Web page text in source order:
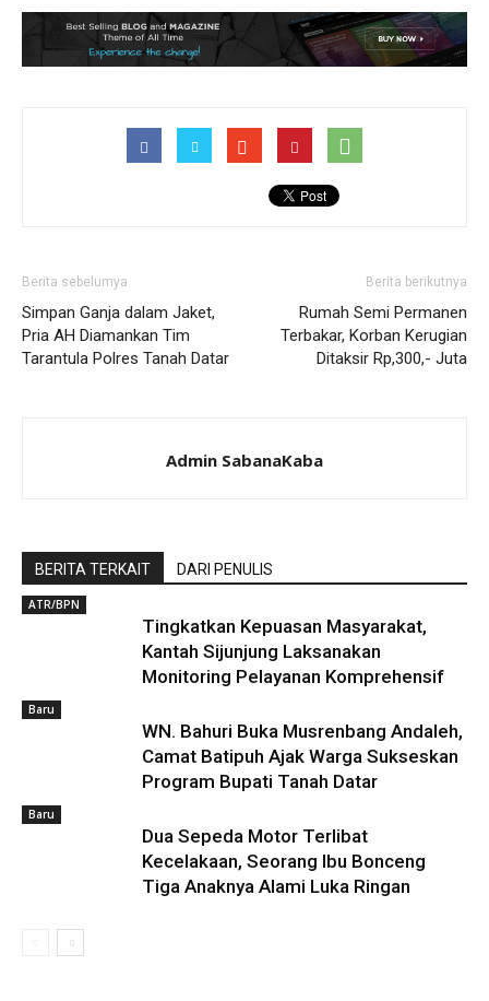
Berita sebelumya
Simpan Ganja dalam Jaket,
Pria AH Diamankan Tim
Tarantula Polres Tanah Datar
Berita berikutnya
Rumah Semi Permanen
Terbakar, Korban Kerugian
Ditaksir Rp,300,- Juta
Admin SabanaKaba
BERITA TERKAIT DARI PENULIS
ATR/BPN
Tingkatkan Kepuasan Masyarakat,
Kantah Sijunjung Laksanakan
Monitoring Pelayanan Komprehensif
Baru
WN. Bahuri Buka Musrenbang Andaleh,
Camat Batipuh Ajak Warga Sukseskan
Program Bupati Tanah Datar
Baru
Dua Sepeda Motor Terlibat
Kecelakaan, Seorang Ibu Bonceng
Tiga Anaknya Alami Luka Ringan